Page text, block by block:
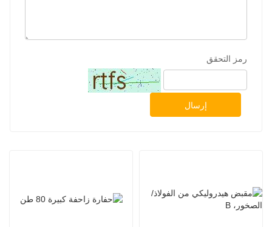
رمز التحقق
إرسال